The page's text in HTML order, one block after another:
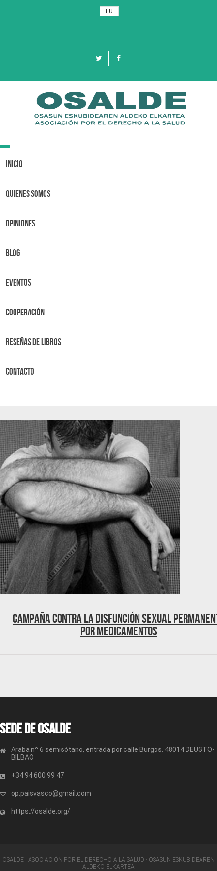
EU
Toggle
Inicio
Quienes Somos
OPINIONES
BLOG
Eventos
Cooperación
Reseñas de libros
Contacto
Campaña contra la Disfunción Sexual
por Medicamentos
Sede de OSALDE
Araba nº 6 semisótano, entrada por calle Burgos. 48014 DEUSTO-
BILBAO
+34 94 600 99 47
op.paisvasco@gmail.com
https://osalde.org/
OSALDE | ASOCIACIÓN POR EL DERECHO A LA SALUD · OSASUN ESKUBIDEAREN
ALDEKO ELKARTEA